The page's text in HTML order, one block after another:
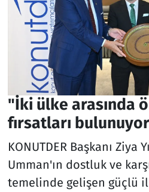
"İki ülke arasında
fırsatları
KONUTDER Başkanı Ziya
Umman'ın dostluk ve
temelinde gelişen güçlü